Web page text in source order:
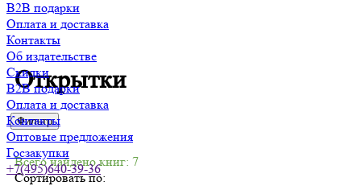
B2B подарки
Оплата и доставка
Контакты
Об издательстве
Скидки
B2B подарки
Оплата и доставка
Контакты
Оптовые предложения
Госзакупки
+7(495)640-39-36
Открытки
Фильтр
Всего найдено книг: 7
Сортировать по: